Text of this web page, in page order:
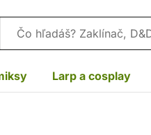
Vyhľadávanie
Larp a cosplay